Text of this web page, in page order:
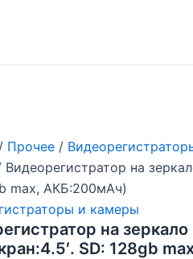
/ Прочее /
Видеорегистратор на
max, АКБ:200мАч)
и камеры
на зеркало
SD: 128gb